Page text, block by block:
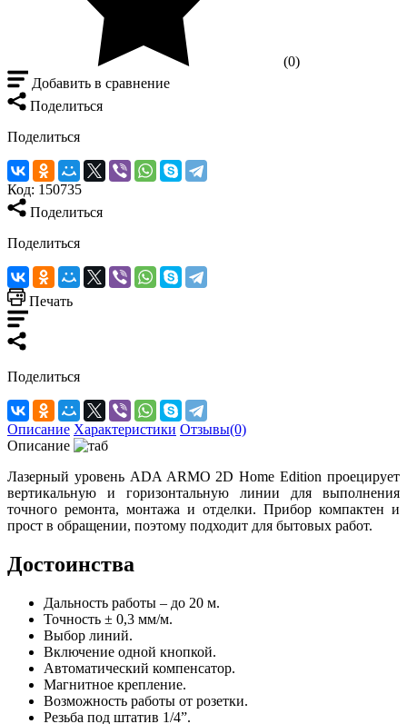
(0)
Добавить в сравнение
Поделиться
Поделиться
Код: 150735
Поделиться
Поделиться
Печать
Поделиться
Описание Характеристики Отзывы(0)
Описание
Лазерный уровень ADA ARMO 2D Home Edition проецирует
вертикальную и горизонтальную линии для выполнения
точного ремонта, монтажа и отделки. Прибор компактен и
прост в обращении, поэтому подходит для бытовых работ.
Достоинства
Дальность работы – до 20 м.
Точность ± 0,3 мм/м.
Выбор линий.
Включение одной кнопкой.
Автоматический компенсатор.
Магнитное крепление.
Возможность работы от розетки.
Резьба под штатив 1/4”.